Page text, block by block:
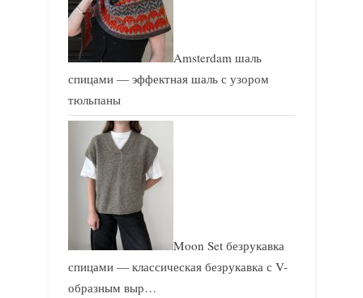
Amsterdam шаль
спицами — эффектная шаль с узором
тюльпаны
Moon Set безрукавка
спицами — классическая безрукавка с V-
образным выр…